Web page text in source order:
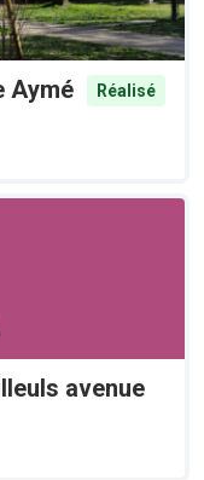
Aymé
Réalisé
avenue